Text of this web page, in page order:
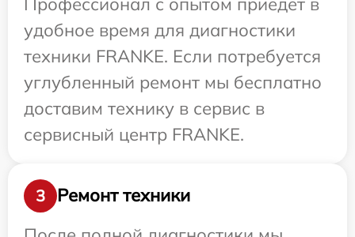
удобное время для диагностики
техники FRANKE. Если потребуется
углубленный ремонт мы бесплатно
доставим технику в сервис в
сервисный центр FRANKE.
3
Ремонт техники